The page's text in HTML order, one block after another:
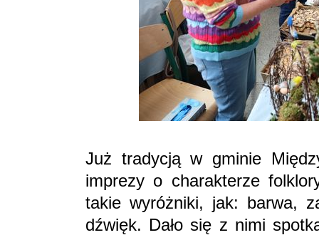
Już tradycją w gminie
imprezy o charakterze
takie wyróżniki, jak: barwa,
dźwięk. Dało się z nimi